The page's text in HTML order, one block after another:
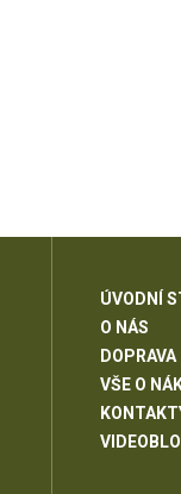
ÚVODNÍ
O NÁS
DOPRAVA
VŠE O